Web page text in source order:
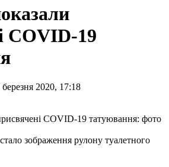
COVID-19
2020, 17:18
зображення рулону туалетного